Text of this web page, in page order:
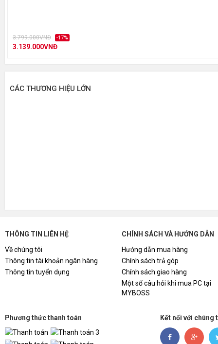
3.799.000VNĐ -17%
3.139.000VNĐ
CÁC THƯƠNG HIỆU LỚN
THÔNG TIN LIÊN HỆ
Về chúng tôi
Thông tin tài khoản ngân hàng
Thông tin tuyển dụng
CHÍNH SÁCH VÀ HƯỚNG DẪN
Hướng dẫn mua hàng
Chính sách trả góp
Chính sách giao hàng
Một số câu hỏi khi mua PC tại
MYBOSS
Phương thức thanh toán Kết nối với chúng